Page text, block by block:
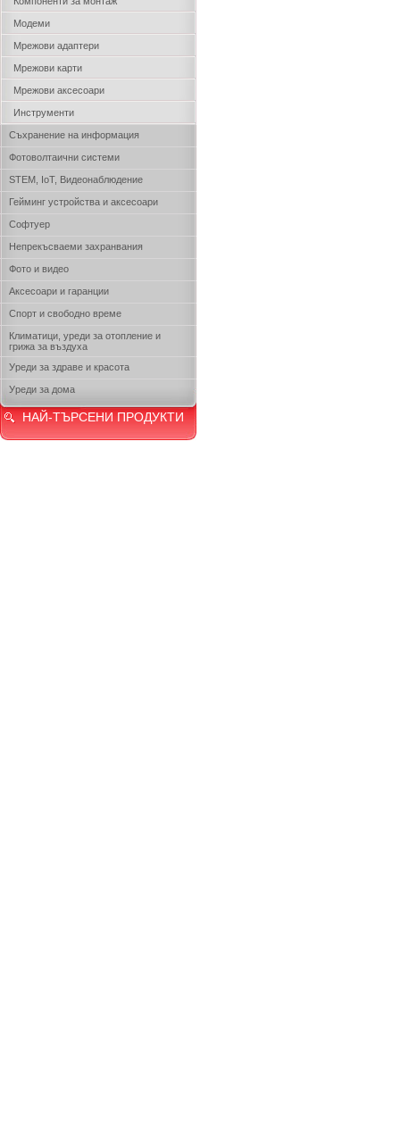
Модеми
Мрежови адаптери
Мрежови карти
Мрежови аксесоари
Инструменти
Съхранение на информация
Фотоволтаични системи
STEM, IoT, Видеонаблюдение
Гейминг устройства и аксесоари
Софтуер
Непрекъсваеми захранвания
Фото и видео
Аксесоари и гаранции
Спорт и свободно време
Климатици, уреди за отопление и
грижа за въздуха
Уреди за здраве и красота
Уреди за дома
НАЙ-ТЪРСЕНИ ПРОДУКТИ